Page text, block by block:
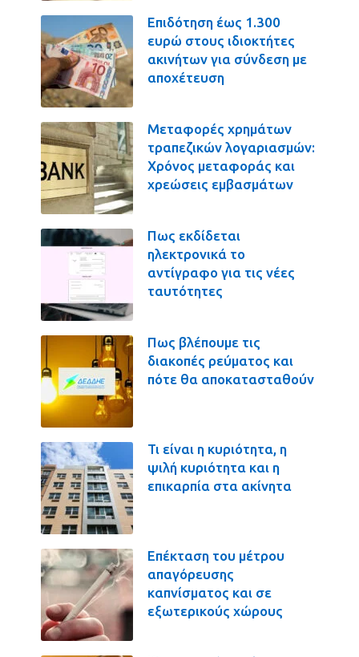
Επιδότηση έως 1.300
ευρώ στους ιδιοκτήτες
ακινήτων για σύνδεση με
αποχέτευση
Μεταφορές χρημάτων
τραπεζικών λογαριασμών:
Χρόνος μεταφοράς και
χρεώσεις εμβασμάτων
Πως εκδίδεται
ηλεκτρονικά το
αντίγραφο για τις νέες
ταυτότητες
Πως βλέπουμε τις
διακοπές ρεύματος και
πότε θα αποκατασταθούν
Τι είναι η κυριότητα, η
ψιλή κυριότητα και η
επικαρπία στα ακίνητα
Επέκταση του μέτρου
απαγόρευσης
καπνίσματος και σε
εξωτερικούς χώρους